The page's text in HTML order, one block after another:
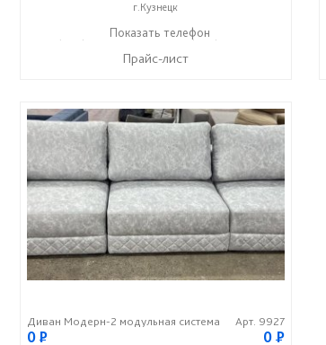
г.Кузнецк
+7 (999) 611-98-99 ☎+7 (999) 610-99-95
Показать телефон
Прайс-лист
Диван Модерн-2 модульная система Арт. 9927
0P 0 P